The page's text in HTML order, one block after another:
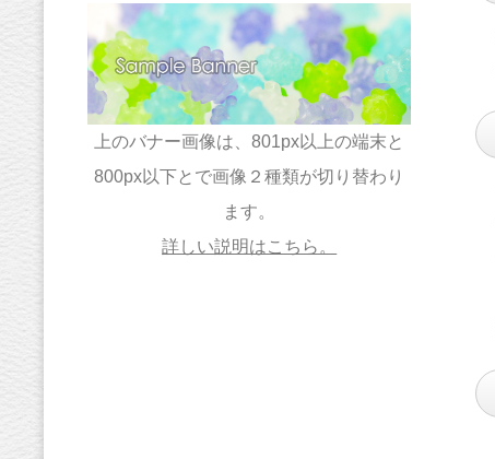
上のバナー画像は、801px以上の端末と
800px以下とで画像２種類が切り替わり
ます。
詳しい説明はこちら。